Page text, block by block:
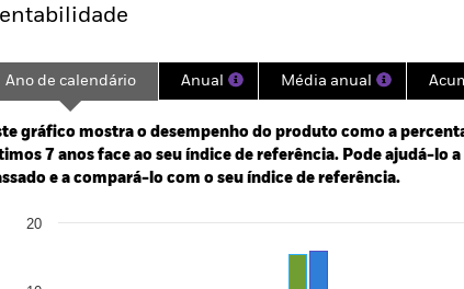
2018-09-01 00:00:00 to 2026-08-06 00:00:00.
-15 to 30.
Ano de calendário Anual Média anual
gráfico mostra o desempenho do produto como a
7 anos face ao seu índice de referência. Pode ajudá-lo
e a compará-lo com o seu índice de referência.
chart with 2 data series.
chart has 1 X axis displaying categories.
20